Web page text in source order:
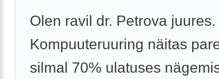
Olen ravil dr. Petrova juures.
Kompuuteruuring näitas
silmal 70% ulatuses